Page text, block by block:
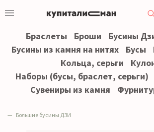
Браслеты Броши
Бусины
Бусины из камня на нитях
Бусы
Кольца, серьги
Наборы (бусы, браслет, серьги)
Сувениры из камня
Большие бусины ДЗИ